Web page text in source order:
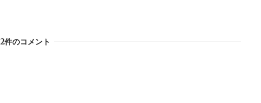
2件のコメント